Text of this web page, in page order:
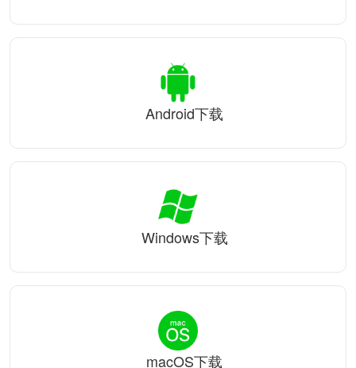
Android下载
Windows下载
macOS下载